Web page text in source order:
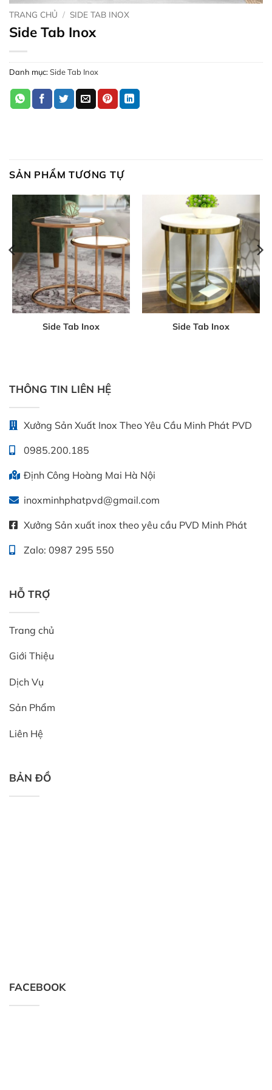
TRANG CHỦ / SIDE TAB INOX
Side Tab Inox
Danh mục:Side Tab Inox
SẢN PHẨM TƯƠNG TỰ
Side Tab Inox Side Tab Inox
THÔNG TIN LIÊN HỆ
Xưởng Sản Xuất Inox Theo Yêu Cầu Minh Phát PVD
0985.200.185
Định Công Hoàng Mai Hà Nội
inoxminhphatpvd@gmail.com
Xưởng Sản xuất inox theo yêu cầu PVD Minh Phát
Zalo: 0987 295 550
HỖ TRỢ
Trang chủ
Giới Thiệu
Dịch Vụ
Sản Phẩm
Liên Hệ
BẢN ĐỒ
FACEBOOK